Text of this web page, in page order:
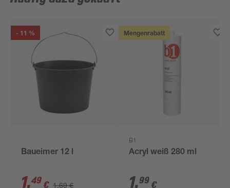
- 11 %
Baueimer 12 l
1,49 € 1,69 €
Mengenrabatt
B1
Acryl weiß 280 ml
1,99 €